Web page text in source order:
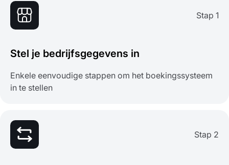
Stap 1
Stel je bedrijfsgegevens in
Enkele eenvoudige stappen om het boekingssysteem
in te stellen
Stap 2